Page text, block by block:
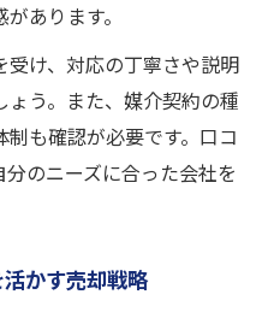
あります。
け、対応の丁寧さや説明
う。また、媒介契約の種
も確認が必要です。口コ
のニーズに合った会社を
かす売却戦略